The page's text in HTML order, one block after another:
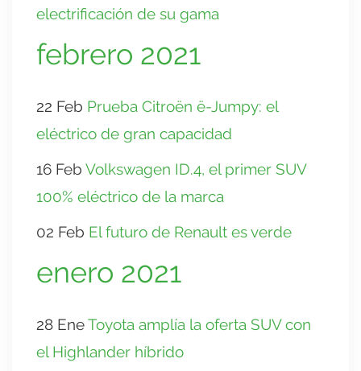
electrificación de su gama
febrero 2021
22 Feb Prueba Citroën ë-Jumpy: el
eléctrico de gran capacidad
16 Feb Volkswagen ID.4, el primer SUV
100% eléctrico de la marca
02 Feb El futuro de Renault es verde
enero 2021
28 EneToyota amplía la oferta SUV con
el Highlander híbrido